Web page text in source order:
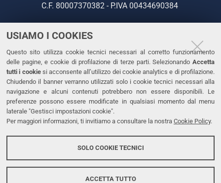
USIAMO I COOKIES
Questo sito utilizza cookie tecnici necessari al corretto funzionamento
delle pagine, e cookie di profilazione di terze parti. Selezionando Accetta
tutti i cookiesi acconsente all’utilizzo dei cookie analytics e di profilazione.
Chiudendo il banner verranno utilizzati solo i cookie tecnici necessari alla
navigazione e alcuni contenuti potrebbero non essere disponibili. Le
preferenze possono essere modificate in qualsiasi momento dal menu
laterale "Gestisci impostazioni cookie".
Per maggiori informazioni, ti invitiamo a consultare la nostra Cookie Policy.
SOLO COOKIE TECNICI
ACCETTA TUTTO
C.F. 80007370382 - P.IVA 00434690384
CONTATTI
Tel. +39 0532 293111
Fax. +39 0532 293031
PEC
LINKS
Dichiarazione di accessibilità
Protezione dati personali